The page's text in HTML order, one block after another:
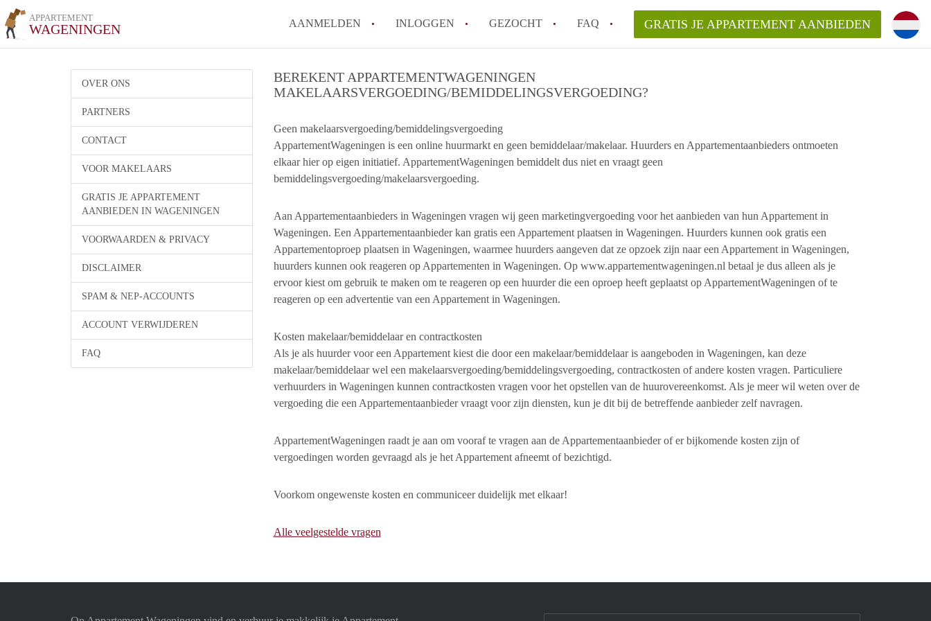
APPARTEMENT
WAGENINGEN AANMELDEN INLOGGEN GEZOCHT FAQ
How to translate AppartementWageningen!
makelaarsvergoeding/bemiddelingsvergoeding?
Wat is AppartementWageningen?
Wat is de privacyverklaring van AppartementWageningen?
Alle veelgestelde vragen
GRATIS JE APPARTEMENT AANBIEDEN
OVER ONS
PARTNERS
CONTACT
VOOR MAKELAARS
GRATIS JE APPARTEMENT
AANBIEDEN IN WAGENINGEN
VOORWAARDEN & PRIVACY
DISCLAIMER
SPAM & NEP-ACCOUNTS
ACCOUNT VERWIJDEREN
FAQ
BEREKENT APPARTEMENTWAGENINGEN
MAKELAARSVERGOEDING/BEMIDDELINGSVERGOEDING?
Geen makelaarsvergoeding/bemiddelingsvergoeding
AppartementWageningen is een online huurmarkt en geen bemiddelaar/makelaar. Huurders en Appartementaanbieders ontmoeten
elkaar hier op eigen initiatief. AppartementWageningen bemiddelt dus niet en vraagt geen
bemiddelingsvergoeding/makelaarsvergoeding.
Aan Appartementaanbieders in Wageningen vragen wij geen marketingvergoeding voor het aanbieden van hun Appartement in
Wageningen. Een Appartementaanbieder kan gratis een Appartement plaatsen in Wageningen. Huurders kunnen ook gratis een
Appartementoproep plaatsen in Wageningen, waarmee huurders aangeven dat ze opzoek zijn naar een Appartement in Wageningen,
huurders kunnen ook reageren op Appartementen in Wageningen. Op www.appartementwageningen.nl betaal je dus alleen als je
ervoor kiest om gebruik te maken om te reageren op een huurder die een oproep heeft geplaatst op AppartementWageningen of te
reageren op een advertentie van een Appartement in Wageningen.
Kosten makelaar/bemiddelaar en contractkosten
Als je als huurder voor een Appartement kiest die door een makelaar/bemiddelaar is aangeboden in Wageningen, kan deze
makelaar/bemiddelaar wel een makelaarsvergoeding/bemiddelingsvergoeding, contractkosten of andere kosten vragen. Particuliere
verhuurders in Wageningen kunnen contractkosten vragen voor het opstellen van de huurovereenkomst. Als je meer wil weten over de
vergoeding die een Appartementaanbieder vraagt voor zijn diensten, kun je dit bij de betreffende aanbieder zelf navragen.
AppartementWageningen raadt je aan om vooraf te vragen aan de Appartementaanbieder of er bijkomende kosten zijn of
vergoedingen worden gevraagd als je het Appartement afneemt of bezichtigd.
Voorkom ongewenste kosten en communiceer duidelijk met elkaar!
Alle veelgestelde vragen